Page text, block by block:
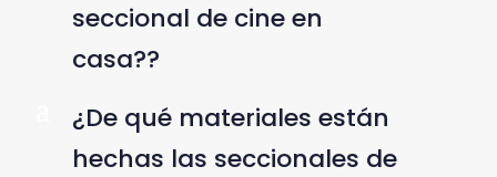
seccional de cine en
casa??
¿De qué materiales están
hechas las seccionales de